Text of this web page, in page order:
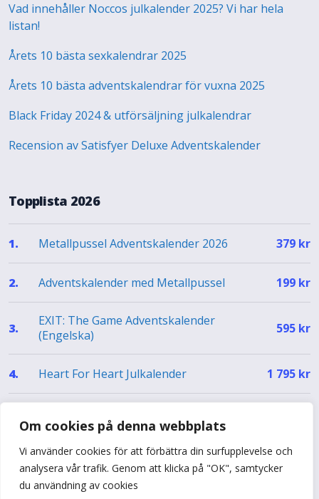
Om cookies på denna webbplats
Vi använder cookies för att förbättra din surfupplevelse och
analysera vår trafik. Genom att klicka på "OK", samtycker
du användning av cookies
Vad innehåller Noccos julkalender 2025? Vi har hela
listan!
Årets 10 bästa sexkalendrar 2025
Årets 10 bästa adventskalendrar för vuxna 2025
Black Friday 2024 & utförsäljning julkalendrar
Recension av Satisfyer Deluxe Adventskalender
Topplista 2026
1. Metallpussel Adventskalender 2026 379 kr
2. Adventskalender med Metallpussel 199 kr
3.
EXIT: The Game Adventskalender
(Engelska)
595 kr
4. Heart For Heart Julkalender 1 795 kr
Se hela topplistan